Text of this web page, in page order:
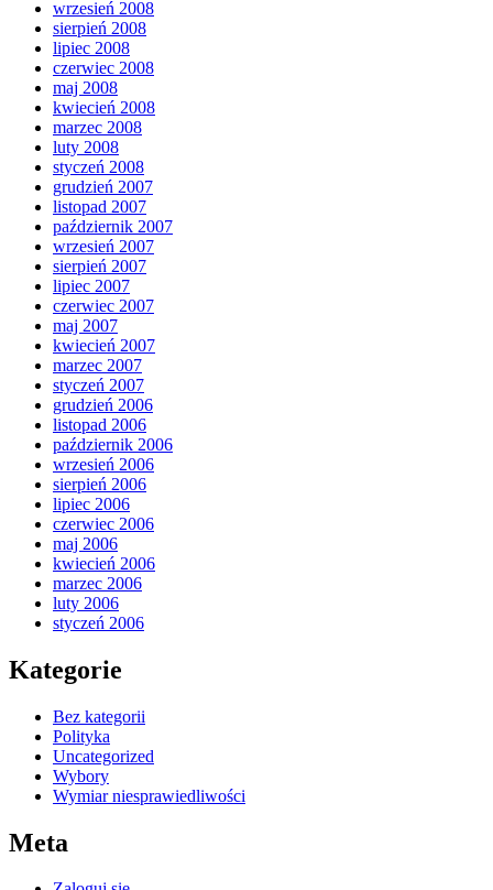
wrzesień 2008
sierpień 2008
lipiec 2008
czerwiec 2008
maj 2008
kwiecień 2008
marzec 2008
luty 2008
styczeń 2008
grudzień 2007
listopad 2007
październik 2007
wrzesień 2007
sierpień 2007
lipiec 2007
czerwiec 2007
maj 2007
kwiecień 2007
marzec 2007
styczeń 2007
grudzień 2006
listopad 2006
październik 2006
wrzesień 2006
sierpień 2006
lipiec 2006
czerwiec 2006
maj 2006
kwiecień 2006
marzec 2006
luty 2006
styczeń 2006
Kategorie
Bez kategorii
Polityka
Uncategorized
Wybory
Wymiar niesprawiedliwości
Meta